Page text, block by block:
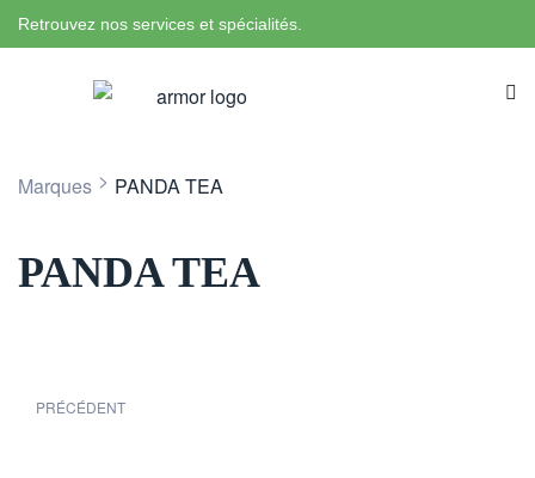
Retrouvez nos services et spécialités.
Marques > PANDA TEA
PANDA TEA
PRÉCÉDENT